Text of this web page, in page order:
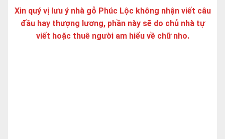
Xin quý vị lưu ý nhà gỗ Phúc Lộc không nhận viết câu
đầu hay thượng lương, phần này sẽ do chủ nhà tự
viết hoặc thuê người am hiểu về chữ nho.